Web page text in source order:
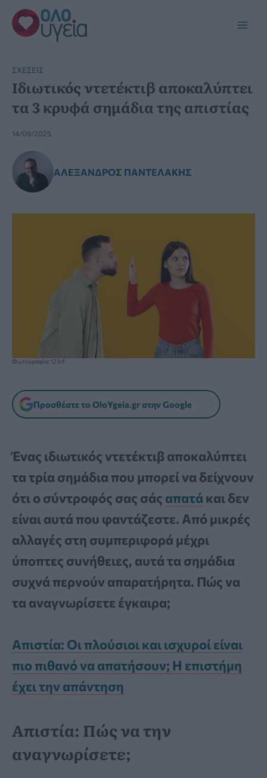
Μετάβαση
στο
περιεχόμενο
ΣΧΈΣΕΙΣ
Ιδιωτικός ντετέκτιβ αποκαλύπτει
τα 3 κρυφά σημάδια της απιστίας
14/09/2025
ΑΛΈΞΑΝΔΡΟΣ ΠΑΝΤΕΛΆΚΗΣ
Φωτογραφία: 123rf
Προσθέστε το OloYgeia.gr στην Google
Ένας ιδιωτικός ντετέκτιβ αποκαλύπτει
τα τρία σημάδια που μπορεί να δείχνουν
ότι ο σύντροφός σας σάς απατά και δεν
είναι αυτά που φαντάζεστε. Από μικρές
αλλαγές στη συμπεριφορά μέχρι
ύποπτες συνήθειες, αυτά τα σημάδια
συχνά περνούν απαρατήρητα. Πώς να
τα αναγνωρίσετε έγκαιρα;
Απιστία: Οι πλούσιοι και ισχυροί είναι
πιο πιθανό να απατήσουν; Η επιστήμη
έχει την απάντηση
Απιστία: Πώς να την
αναγνωρίσετε;